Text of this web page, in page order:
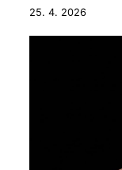
25. 4. 2026